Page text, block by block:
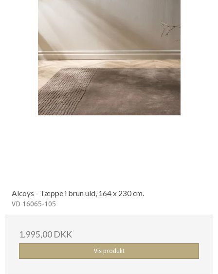
Alcoys - Tæppe i brun uld, 164 x 230 cm.
VD 16065-105
1.995,00 DKK
Vis produkt